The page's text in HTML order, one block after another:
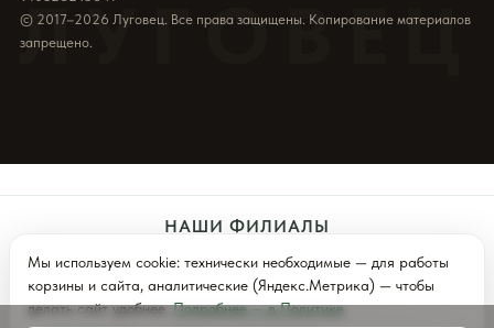
© 2017–2026 Луговец. Все права защищены. Копирование материалов
запрещено.
ЛУГОВЕЦ
НАШИ ФИЛИАЛЫ
Севастополь Симферополь Ялта (Скоро)
Мы используем cookie: технически необходимые — для работы
корзины и сайта, аналитические (Яндекс.Метрика) — чтобы
делать сайт удобнее.Подробнее — в Политике